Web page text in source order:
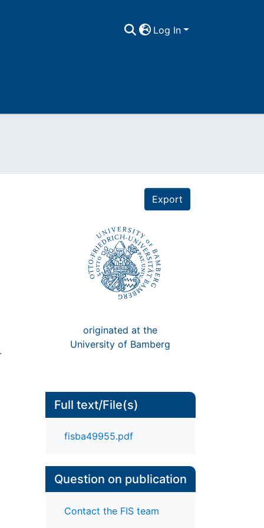
Log In
Export
originated at the
University of Bamberg
Full text/File(s)
fisba49955.pdf
Question on publication
Contact the FIS team